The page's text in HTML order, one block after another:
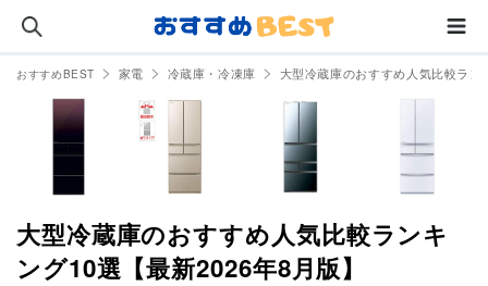
おすすめBEST 家電 冷蔵庫・冷凍庫 大型冷蔵庫のおすすめ人気比較ラン
大型冷蔵庫のおすすめ人気比較ランキ
ング10選【最新2026年8月版】